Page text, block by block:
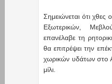
Σημειώνεται ότι
Εξωτερικών,
επανέλαβε τη
θα επιτρέψει την
χωρικών υδάτων στο
μίλι.